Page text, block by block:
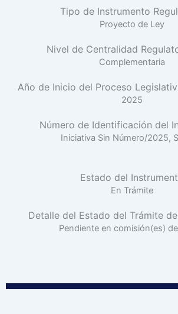
Tipo de Instrumento
Proyecto de Ley
Nivel de Centralidad
Complementaria
Año de Inicio del Proceso
2025
Número de Identificación del
Iniciativa Sin Número/2025,
Estado del
En Trámite
Detalle del Estado del Trámite
Pendiente en comisión(es)